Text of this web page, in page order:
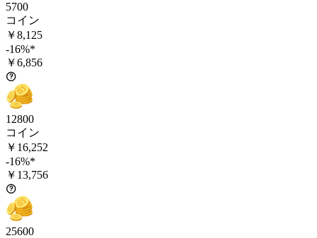
5700
コイン
￥8,125
-16%*
￥6,856
12800
コイン
￥16,252
-16%*
￥13,756
25600